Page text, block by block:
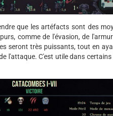
que les artéfacts sont des
comme de l'évasion, de
seront très puissants, tout en
l'attaque. C'est utile dans